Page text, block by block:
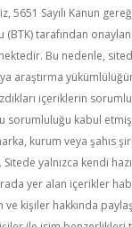
5651 Sayılı Kanun
tarafından
Bu nedenle,
araştırma
içeriklerin
sorumluluğu kabul etmiş
kurum veya şahıs
yalnızca kendi
yer alan içerikler
kişiler hakkında